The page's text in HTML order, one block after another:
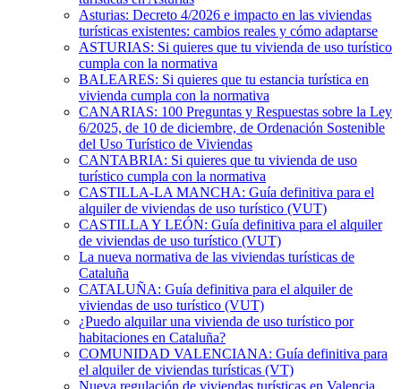
Asturias: Decreto 4/2026 e impacto en las viviendas
turísticas existentes: cambios reales y cómo adaptarse
ASTURIAS: Si quieres que tu vivienda de uso turístico
cumpla con la normativa
BALEARES: Si quieres que tu estancia turística en
vivienda cumpla con la normativa
CANARIAS: 100 Preguntas y Respuestas sobre la Ley
6/2025, de 10 de diciembre, de Ordenación Sostenible
del Uso Turístico de Viviendas
CANTABRIA: Si quieres que tu vivienda de uso
turístico cumpla con la normativa
CASTILLA-LA MANCHA: Guía definitiva para el
alquiler de viviendas de uso turístico (VUT)
CASTILLA Y LEÓN: Guía definitiva para el alquiler
de viviendas de uso turístico (VUT)
La nueva normativa de las viviendas turísticas de
Cataluña
CATALUÑA: Guía definitiva para el alquiler de
viviendas de uso turístico (VUT)
¿Puedo alquilar una vivienda de uso turístico por
habitaciones en Cataluña?
COMUNIDAD VALENCIANA: Guía definitiva para
el alquiler de viviendas turísticas (VT)
Nueva regulación de viviendas turísticas en Valencia